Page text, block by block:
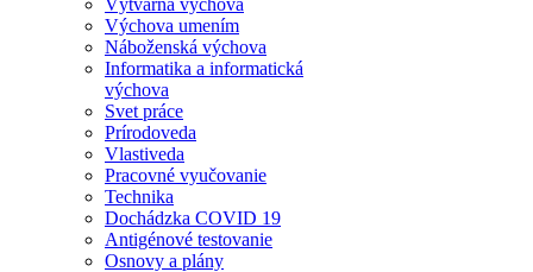
Výtvarná výchova
Výchova umením
Náboženská výchova
Informatika a informatická
výchova
Svet práce
Prírodoveda
Vlastiveda
Pracovné vyučovanie
Technika
Dochádzka COVID 19
Antigénové testovanie
Osnovy a plány